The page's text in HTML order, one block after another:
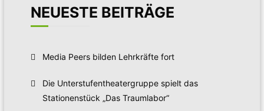
NEUESTE BEITRÄGE
Media Peers bilden Lehrkräfte fort
Die Unterstufentheatergruppe spielt das
Stationenstück „Das Traumlabor“